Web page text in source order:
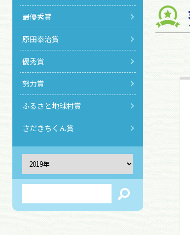
最優秀賞
原田泰治賞
優秀賞
努力賞
ふるさと地球村賞
さだきちくん賞